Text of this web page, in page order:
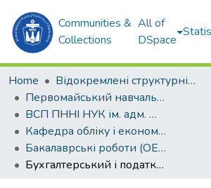
Communities &
Collections
All of
DSpace
Home
Відокремлені структурні підрозділи НУК ім. адм. Макарова
Первомайський навчально-науковий інститут НУК ім. адм. Макарова (ПННІ НУК)
ВСП ПННІ НУК ім. адм. Макарова
Кафедра обліку і економічного аналізу (ОЕА)
Бакалаврські роботи (ОЕА)
Бухгалтерський і податковий облік активів підприємства (на матеріалах ТОВ "Побузький завод абразивів")